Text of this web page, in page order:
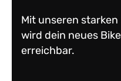
Mit unseren
wird dein neues
erreichbar.